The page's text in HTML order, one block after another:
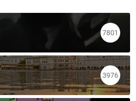
7801
3976